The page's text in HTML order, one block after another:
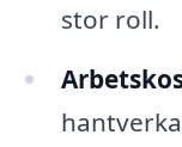
stor roll.